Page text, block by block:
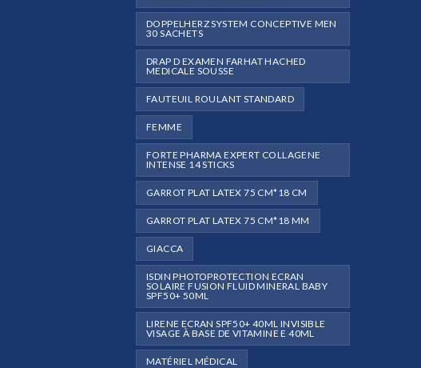
DOPPELHERZ SYSTEM CONCEPTIVE MEN
30 SACHETS
DRAP D EXAMEN FARHAT HACHED
MEDICALE SOUSSE
FAUTEUIL ROULANT STANDARD
FEMME
FORTE PHARMA EXPERT COLLAGENE
INTENSE 14 STICKS
GARROT PLAT LATEX 75 CM*18 CM
GARROT PLAT LATEX 75 CM*18 MM
GIACCA
ISDIN PHOTOPROTECTION ECRAN
SOLAIRE FUSION FLUID MINERAL BABY
SPF50+ 50ML
LIRENE ECRAN SPF50+ 40ML INVISIBLE
VISAGE À BASE DE VITAMINE E 40ML
MATÉRIEL MÉDICAL